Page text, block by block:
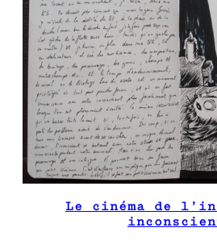
Le cinéma de